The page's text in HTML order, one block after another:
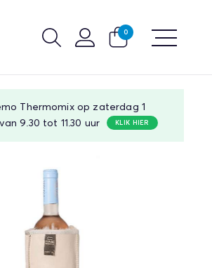
0
Thermomix op zaterdag 1
9.30 tot 11.30 uur
KLIK HIER